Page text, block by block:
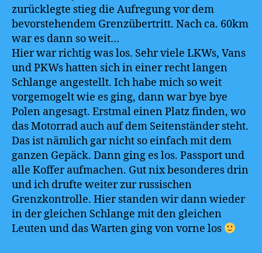
zurücklegte stieg die Aufregung vor dem
bevorstehendem Grenzübertritt. Nach ca. 60km
war es dann so weit…
Hier war richtig was los. Sehr viele LKWs, Vans
und PKWs hatten sich in einer recht langen
Schlange angestellt. Ich habe mich so weit
vorgemogelt wie es ging, dann war bye bye
Polen angesagt. Erstmal einen Platz finden, wo
das Motorrad auch auf dem Seitenständer steht.
Das ist nämlich gar nicht so einfach mit dem
ganzen Gepäck. Dann ging es los. Passport und
alle Koffer aufmachen. Gut nix besonderes drin
und ich drufte weiter zur russischen
Grenzkontrolle. Hier standen wir dann wieder
in der gleichen Schlange mit den gleichen
Leuten und das Warten ging von vorne los